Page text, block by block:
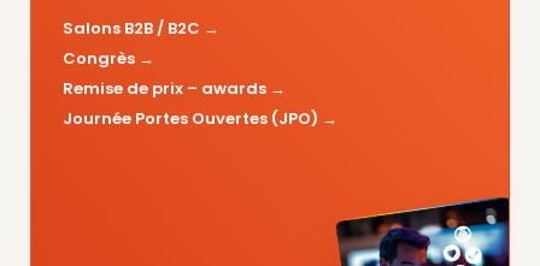
Salons B2B / B2C
Congrès
Remise de prix – awards
Journée Portes Ouvertes (JPO)